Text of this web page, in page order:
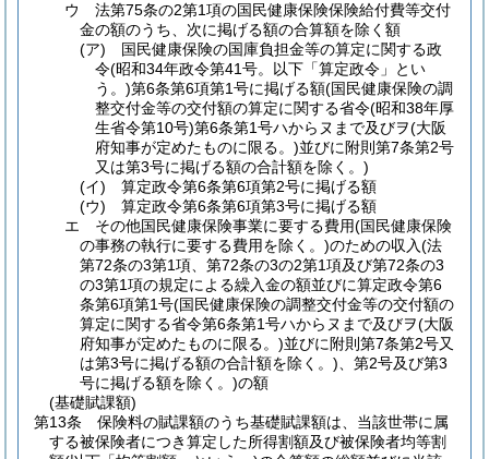
ウ
法第75条の2第1項の国民健康保険保険給付費等交付
金の額のうち、次に掲げる額の合算額を除く額
(ア)
国民健康保険の国庫負担金等の算定に関する政
令(昭和34年政令第41号。以下「算定政令」とい
う。)第6条第6項第1号に掲げる額(国民健康保険の調
整交付金等の交付額の算定に関する省令(昭和38年厚
生省令第10号)第6条第1号ハからヌまで及びヲ(大阪
府知事が定めたものに限る。)並びに附則第7条第2号
又は第3号に掲げる額の合計額を除く。)
(イ)
算定政令第6条第6項第2号に掲げる額
(ウ)
算定政令第6条第6項第3号に掲げる額
エ
その他国民健康保険事業に要する費用(国民健康保険
の事務の執行に要する費用を除く。)のための収入(法
第72条の3第1項、第72条の3の2第1項及び第72条の3
の3第1項の規定による繰入金の額並びに算定政令第6
条第6項第1号(国民健康保険の調整交付金等の交付額の
算定に関する省令第6条第1号ハからヌまで及びヲ(大阪
府知事が定めたものに限る。)並びに附則第7条第2号又
は第3号に掲げる額の合計額を除く。) 、第2号及び第3
号に掲げる額を除く。)の額
(基礎賦課額)
第13条
保険料の賦課額のうち基礎賦課額は、当該世帯に属
する被保険者につき算定した所得割額及び被保険者均等割